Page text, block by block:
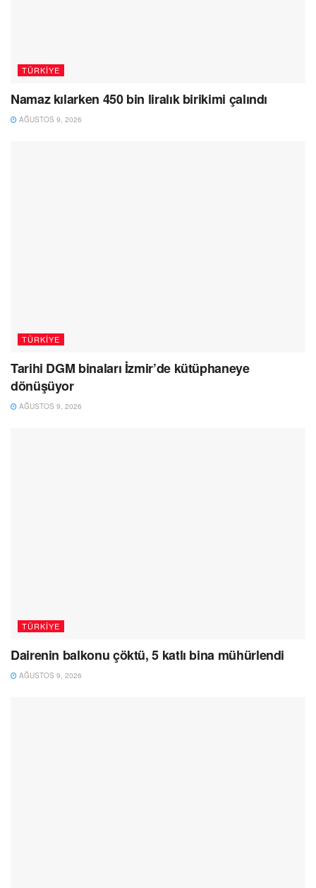
TÜRKIYE
Namaz kılarken 450 bin liralık birikimi çalındı
AĞUSTOS 9, 2026
TÜRKIYE
Tarihi DGM binaları İzmir’de kütüphaneye
dönüşüyor
AĞUSTOS 9, 2026
TÜRKIYE
Dairenin balkonu çöktü, 5 katlı bina mühürlendi
AĞUSTOS 9, 2026